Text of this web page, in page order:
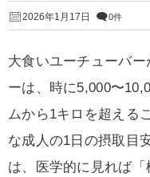
2026年1月17日 0件
大食いユーチューバ
ーは、時に5,000〜
ムから1キロを超える
な成人の1日の摂取目
は、医学的に見れば